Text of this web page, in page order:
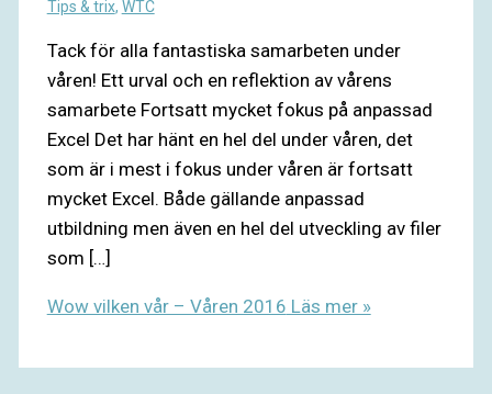
Tips & trix, WTC
Tack för alla fantastiska samarbeten under
våren! Ett urval och en reflektion av vårens
samarbete Fortsatt mycket fokus på anpassad
Excel Det har hänt en hel del under våren, det
som är i mest i fokus under våren är fortsatt
mycket Excel. Både gällande anpassad
utbildning men även en hel del utveckling av filer
som […]
Wow vilken vår – Våren 2016 Läs mer »